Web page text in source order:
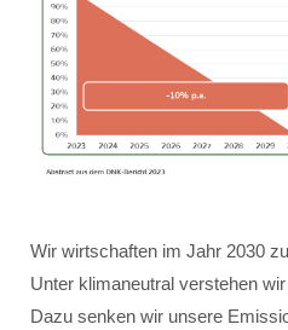
Wir wirtschaften im Jahr 2030
Unter klimaneutral verstehen
Dazu senken wir unsere